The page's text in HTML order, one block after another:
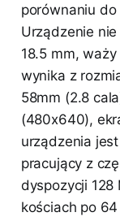
porównaniu do
Urządzenie
18.5 mm,
wynika z
58mm (2.8
(480x640),
urządzenia
pracujący z
dyspozycji 128
kościach po